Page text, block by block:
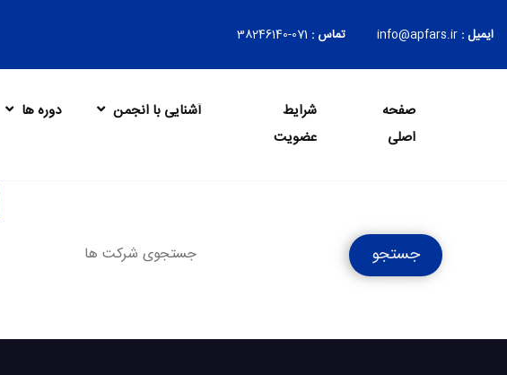
تماس : 071-38246140 ایمیل : info@apfars.ir
صفحه
اصلی
شرایط
عضویت
آشنایی با انجمن دوره ها
جستجو